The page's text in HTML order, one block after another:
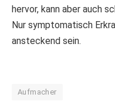
hervor, kann aber auch
Nur symptomatisch
ansteckend sein.
Aufmacher